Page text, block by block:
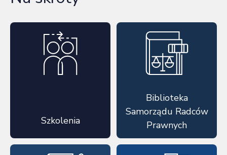
Szkolenia
Biblioteka
Samorządu Radców
Prawnych